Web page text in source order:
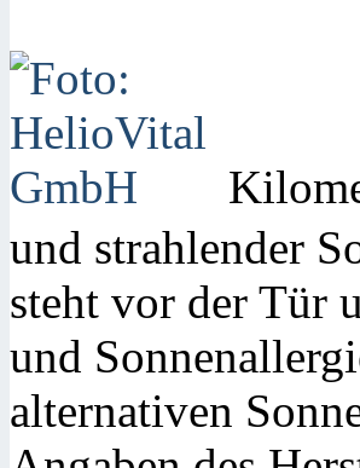
und strahlender
steht vor der Tür
und
alternativen